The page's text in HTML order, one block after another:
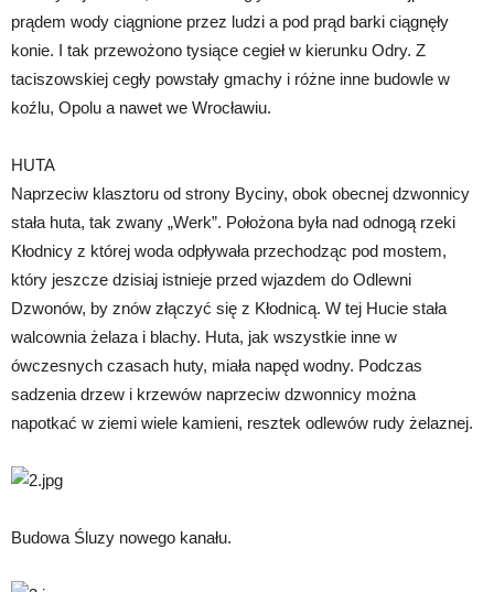
prądem wody ciągnione przez ludzi a pod prąd barki ciągnęły
konie. I tak przewożono tysiące cegieł w kierunku Odry. Z
taciszowskiej cegły powstały gmachy i różne inne budowle w
koźlu, Opolu a nawet we Wrocławiu.
HUTA
Naprzeciw klasztoru od strony Byciny, obok obecnej dzwonnicy
stała huta, tak zwany „Werk”. Położona była nad odnogą rzeki
Kłodnicy z której woda odpływała przechodząc pod mostem,
który jeszcze dzisiaj istnieje przed wjazdem do Odlewni
Dzwonów, by znów złączyć się z Kłodnicą. W tej Hucie stała
walcownia żelaza i blachy. Huta, jak wszystkie inne w
ówczesnych czasach huty, miała napęd wodny. Podczas
sadzenia drzew i krzewów naprzeciw dzwonnicy można
napotkać w ziemi wiele kamieni, resztek odlewów rudy żelaznej.
Budowa Śluzy nowego kanału.